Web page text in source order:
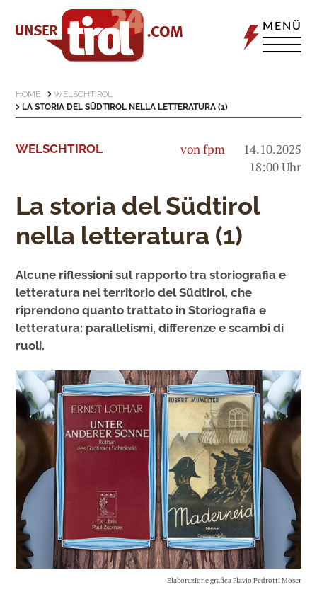
MENÜ
HOME
WELSCHTIROL
LA STORIA DEL SÜDTIROL NELLA LETTERATURA (1)
WELSCHTIROL von fpm
14.10.2025
18:00 Uhr
La storia del Südtirol
nella letteratura (1)
Alcune riflessioni sul rapporto tra storiografia e
letteratura nel territorio del Südtirol, che
riprendono quanto trattato in Storiografia e
letteratura: parallelismi, differenze e scambi di
ruoli.
Elaborazione grafica Flavio Pedrotti Moser